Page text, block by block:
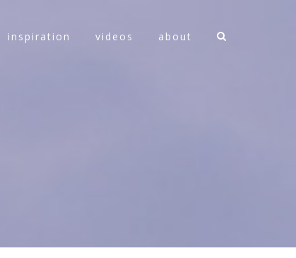
inspiration videos about